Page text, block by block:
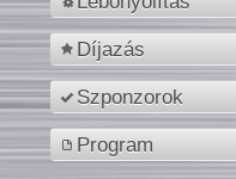
Díjazás
Szponzorok
Program